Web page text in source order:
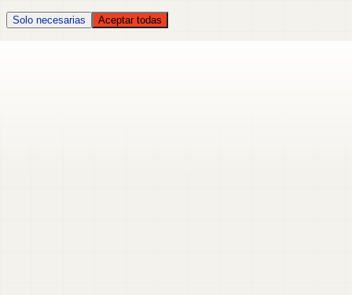
Solo necesarias Aceptar todas